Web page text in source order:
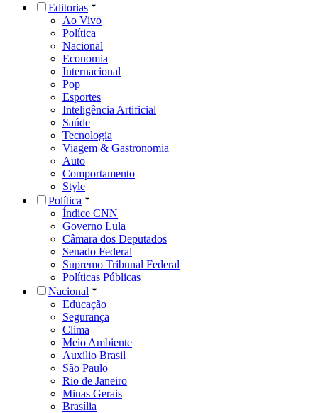
Editorias
Ao Vivo
Política
Nacional
Economia
Internacional
Pop
Esportes
Inteligência Artificial
Saúde
Tecnologia
Viagem & Gastronomia
Auto
Comportamento
Style
Política
Índice CNN
Governo Lula
Câmara dos Deputados
Senado Federal
Supremo Tribunal Federal
Políticas Públicas
Nacional
Educação
Segurança
Clima
Meio Ambiente
Auxílio Brasil
São Paulo
Rio de Janeiro
Minas Gerais
Brasília